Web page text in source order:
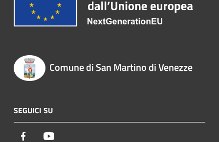
Comune di San Martino di Venezze
SEGUICI SU
Facebook